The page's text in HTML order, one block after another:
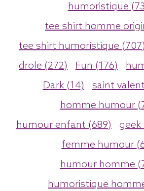
humoristique
tee shirt homme
tee shirt humoristique (707)
drole (272)
Fun (176)
Dark (14)
saint
homme humour
humour enfant (689)
geek
femme humour
humour homme
humoristique